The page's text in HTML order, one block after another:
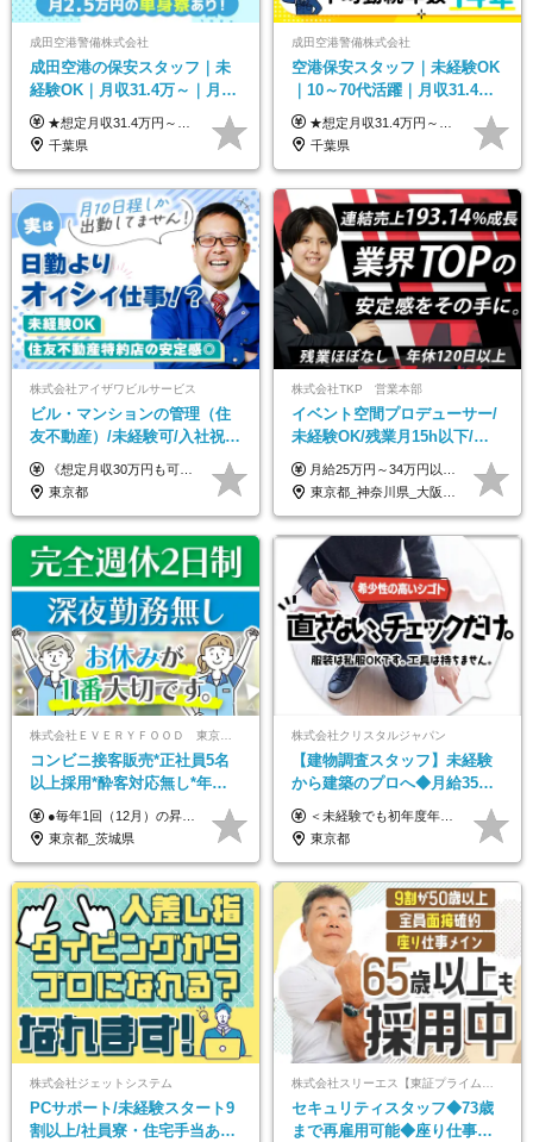
成田空港警備株式会社
成田空港の保安スタッフ｜未
経験OK｜月収31.4万～｜月
2.5万の単身寮｜住宅手当&家
族手当｜入社祝い金15万
★想定月収31.4万円～＋賞与年2回（59万円以上） ★入社お祝い金15万円支給 ★水道+光熱費無料の家賃がリーズナブルな社員寮(単身寮)あり！ ★住宅手当&家族手当あり 月給24万5000円以上(基本給21万1000円＋業務別手当35,000円)＋賞与年2回（賞与支給額：59万円以上を想定）＋残業代全額 ※みなし残業なし！残業代は全額支給します。 ※資格手当・深夜手当など、様々な手当をご用意しています。 ※入社お祝い金は１か月経過後、3ヶ月経過後、6ヶ月経過後に各5万円ずつ給与に加算して支給いたします。 ※指定の検定資格をお持ちの方には別途手当を支給します。入社後に取得した場合は給与に加算し支給します。 ・施設警備 1級7,000円 2級4,000円 ・交通誘導 1級7,000円 2級4,000円 ・雑踏警備 1級7,000円 2級4,000円 など
千葉県
成田空港警備株式会社
空港保安スタッフ｜未経験OK
｜10～70代活躍｜月収31.4万
&賞与年2回｜家族・住宅手当
｜光熱費0円の単身寮
★想定月収31.4万円～＋賞与年2回（59万円以上） ★入社お祝い金15万円支給 ★水道+光熱費無料の家賃がリーズナブルな社員寮(単身寮)あり！ 月給24万5000円以上(基本給21万1000円＋業務別手当35,000円)＋賞与年2回（賞与支給額：59万円以上を想定）＋残業代全額 ※みなし残業なし！残業代は全額支給します。 ※資格手当・深夜手当など、様々な手当をご用意しています。 ※入社お祝い金は１か月経過後、3ヶ月経過後、6ヶ月経過後に各5万円ずつ給与に加算して支給いたします。 ※指定の検定資格をお持ちの方には別途手当を支給します。入社後に取得した場合は給与に加算し支給します。 ・施設警備 1級7,000円 2級4,000円 ・交通誘導 1級7,000円 2級4,000円 ・雑踏警備 1級7,000円 2級4,000円 など
千葉県
株式会社アイザワビルサービス
ビル・マンションの管理（住
友不動産）/未経験可/入社祝い
金10万円/月収30万円可/40～
50代活躍/S102
《想定月収30万円も可能！/想定年収380万円》 ■月給24万5000円以上＋賞与年2回(2カ月/2025年実績)＋時間外手当＋資格手当＋役職手当＋交通費 ………… ≪昇給、賞与、および各種諸手当について≫ ◇入社お祝い金（10万円 ※3カ月精勤後支給） ◇昇給/年1回 ◇賞与/年2回(2カ月/2025年実績) ◇時間外手当 ◇資格手当 └・ビル設備管理技能士1級（1万円/月） ・ビル設備管理技能士2級（5000円/月） ・建築物環境衛生管理技術者（1万円/月） ・防火管理技能者（3000円/月） ・消防設備士乙4類（3000円/月） 他 ◇役職手当 └・班長/サブリーダー/リーダー（5000円～2万円/月） ◇物件手当（最大2万円 ※物件により異なる） ◇退職金あり ※経験・年齢・能力を考慮した上、当社規定により優遇いたします。 ※3カ月の試用期間あり。その間の給与や福利厚生に差異はありません。 《モデル年収》 ・入社1年/35歳：年収380万円 ・入社3年/38歳：年収400万円
東京都
株式会社TKP 営業本部
イベント空間プロデューサー/
未経験OK/残業月15h以下/豊
富な福利厚生/全国募集/平均有
給取得日数14.9日
月給25万円～34万円以上＋各種手当＋残業代＋賞与年2回（昨年度2～4ヶ月分） 初年度想定年収：350万円～ ＜クラス・経験別の月給目安＞ ■メンバークラス：月給25万円以上 ■店長やSVなどのマネジメント経験者：月給30万円～スタート可 ■リーダークラス：月給34万円以上 ※月給は配属エリア・経験・能力を考慮して決定します（前職の経験・収入をお聞かせください）。 ※上記にはみなし残業手当20～30時間分（メンバー：3万1134円以上、経験5年以上：5万2448円以上、リーダー：5万9441円以上）を含みます。 ※超過分は別途支給いたします。
東京都_神奈川県_大阪府_愛知県_北海道_宮城県_静岡県_京都府_広島県_福岡県
株式会社ＥＶＥＲＹＦＯＯＤ 東京本社
コンビニ接客販売*正社員5名
以上採用*酔客対応無し*年休
120日～*創業59年の安定基盤*
コンビニ経験者優遇
●毎年1回（12月）の昇給で給与にしっかり反映！ ●賞与年2回あり（6月・12月） 月給26万円＋賞与年2回＋交通費全額支給 役職の有無にかかわらず、日々の頑張りは正当に評価します！ リーダー・店長昇格後は等級に合わせて給与UP＋役職手当があるので、 納得感を持って働くことができます◎ ※経験・スキルを考慮の上、決定します ※上記金額には固定残業代（21時間分・3万7300円以上）を含みます。超過分は別途全額支給します ※試用期間3ヶ月間あり（期間中の給与・待遇に差異はありません）
東京都_茨城県
株式会社クリスタルジャパン
【建物調査スタッフ】未経験
から建築のプロへ◆月給35万
円～＋賞与年2回◆官公庁・
UR直取引◆残業月10h
＜未経験でも初年度年収490万円～＞ ◆月給35万円～65万円＋賞与年2回（7月・12月） 【なぜ未経験に35万円を払えるのか】 UR都市機構様・日本郵政様・官公庁との直取引で中間マージンがなく、修繕・緊急対応だけで年4,000～5,000件。仕事が途切れない基盤があるため、調査を担う人材に相応の給与を支払えます。 【昇給について】 年齢や社歴ではなく、成長と貢献に応じて昇給する仕組みです。1回の昇給で年収100万円UPした社員もいます。 ※経験・スキルに応じて加給・優遇いたします ※試用期間3ヶ月（その間の給与・待遇に差異はありません） ※上記月給には、固定残業代（月45時間分／8.8万円～16.5万円）を含みます。超過分は別途全額支給します ※実際の残業は月平均10時間程度です。固定残業代は残業の有無にかかわらず全額支給します 【固定残業代について】 固定残業45時間分（88,000円～165,000円）を含む ※超過分は別途全額支給
東京都
株式会社ジェットシステム
PCサポート/未経験スタート9
割以上/社員寮・住宅手当あり/
セキュリティスタッフ◆73歳
まで再雇用可能◆座り仕事中